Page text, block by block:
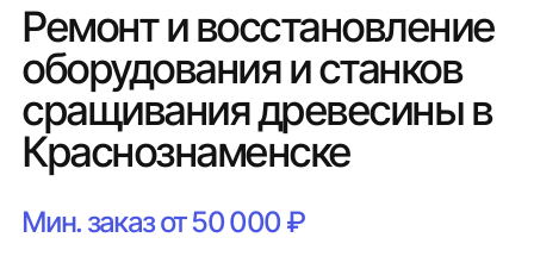
Ремонт и восстановление
оборудования и станков
сращивания древесины в
Краснознаменске
Мин. заказ от 50 000 ₽